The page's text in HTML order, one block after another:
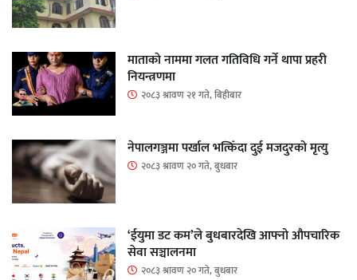
माताकाे नाममा गलत गतिविधि गर्ने थापा प्रहरी
नियन्त्रणमा
२०८३ श्रावण २१ गते, बिहीबार
नेपालगञ्जमा पर्खाल भत्किँदा दुई मजदुरको मृत्यु
२०८३ श्रावण २० गते, बुधबार
‘ईयुमा डट कम’ले बुधबारदेखि आफ्नो औपचारिक
सेवा सञ्चालनमा
२०८३ श्रावण २० गते, बुधबार